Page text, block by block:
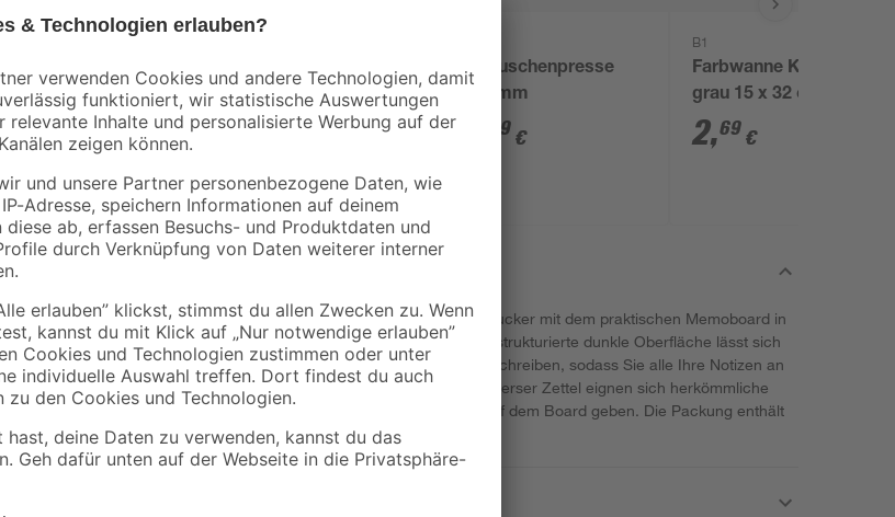
Zierprofil 'Simone'
strukturiert weiß 200
x 3 x 3 cm 2 Stück
6,99 €
1,75 € / Meter
Flachprofil 'Melissa'
weiß 200 x 2,5 x 1 cm
6,99
3,50 € / Meter
Kartuschenpresse
230 mm
99 €
B1
Farbwanne Kunststoff
grau 15 x 32 cm
2,69 €
Verleihen Sie Ihrer Einrichtung einen tollen Hingucker mit dem praktischen Memoboard in
Schiefer-Optik aus dem Hause Pro-Art. Dessen strukturierte dunkle Oberfläche lässt sich
mit geeigneten Markern schnell und einfach beschreiben, sodass Sie alle Ihre Notizen an
einem Ort sammeln können. Zur Befestigung diverser Zettel eignen sich herkömmliche
Magnete, die dem Papier einen sicheren Halt auf dem Board geben. Die Packung enthält
außerdem: - 1 Stifthalter - 1 Marker - 4 Magnete